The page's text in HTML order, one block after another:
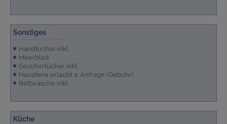
Sonstiges
Handtücher inkl.
Meerblick
Geschirrtücher inkl.
Haustiere erlaubt a. Anfrage (Gebühr)
Bettwäsche inkl.
Küche